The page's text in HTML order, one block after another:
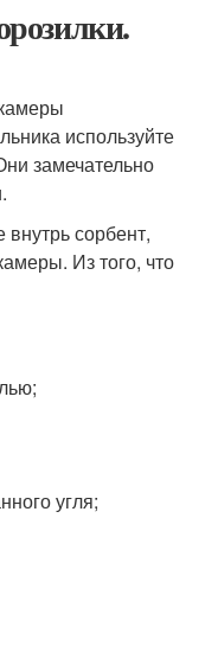
используйте
замечательно
внутрь сорбент,
Из того, что
угля;